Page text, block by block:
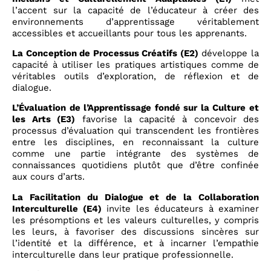
l’accent sur la capacité de l’éducateur à créer des
environnements d’apprentissage véritablement
accessibles et accueillants pour tous les apprenants.
La Conception de Processus Créatifs (E2) développe la
capacité à utiliser les pratiques artistiques comme de
véritables outils d’exploration, de réflexion et de
dialogue.
L’Évaluation de l’Apprentissage fondé sur la Culture et
les Arts (E3) favorise la capacité à concevoir des
processus d’évaluation qui transcendent les frontières
entre les disciplines, en reconnaissant la culture
comme une partie intégrante des systèmes de
connaissances quotidiens plutôt que d’être confinée
aux cours d’arts.
La Facilitation du Dialogue et de la Collaboration
Interculturelle (E4) invite les éducateurs à examiner
les présomptions et les valeurs culturelles, y compris
les leurs, à favoriser des discussions sincères sur
l’identité et la différence, et à incarner l’empathie
interculturelle dans leur pratique professionnelle.